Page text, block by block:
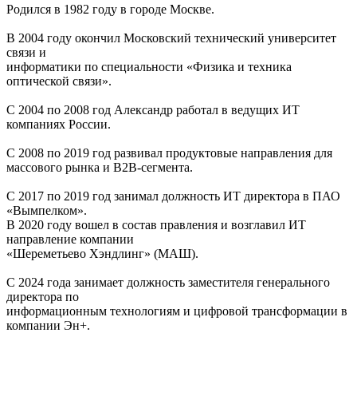
Родился в 1982 году в городе Москве.
В 2004 году окончил Московский технический университет
связи и
информатики по специальности «Физика и техника
оптической связи».
С 2004 по 2008 год Александр работал в ведущих ИТ
компаниях России.
С 2008 по 2019 год развивал продуктовые направления для
массового рынка и B2B-сегмента.
С 2017 по 2019 год занимал должность ИТ директора в ПАО
«Вымпелком».
В 2020 году вошел в состав правления и возглавил ИТ
направление компании
«Шереметьево Хэндлинг» (МАШ).
С 2024 года занимает должность заместителя генерального
директора по
информационным технологиям и цифровой трансформации в
компании Эн+.